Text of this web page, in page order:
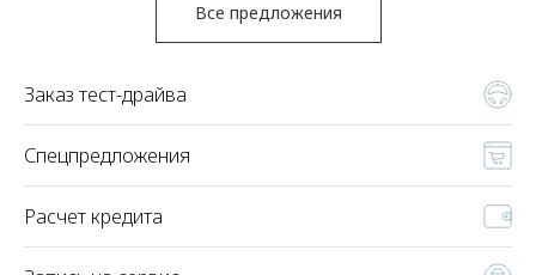
Все предложения
Заказ тест-драйва
Спецпредложения
Расчет кредита